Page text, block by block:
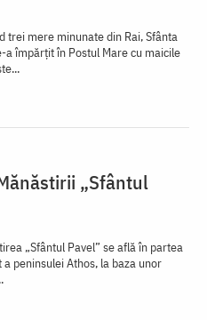
trei mere minunate din Rai, Sfânta
a împărțit în Postul Mare cu maicile
„Sfântul
„Sfântul Pavel” se află în partea
a peninsulei Athos, la baza unor